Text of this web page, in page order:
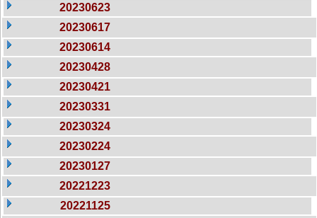
20230623
20230617
20230614
20230428
20230421
20230331
20230324
20230224
20230127
20221223
20221125